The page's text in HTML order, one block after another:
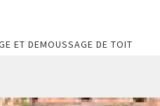
ET DEMOUSSAGE DE TOIT